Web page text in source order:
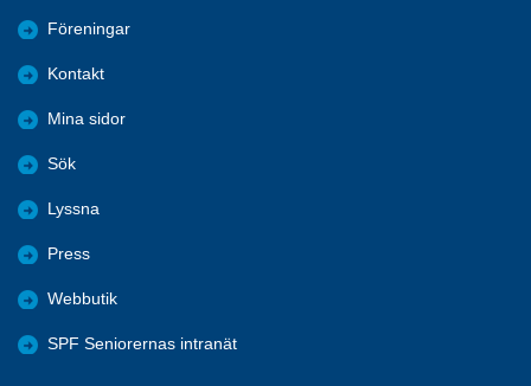
Föreningar
Kontakt
Mina sidor
Sök
Lyssna
Press
Webbutik
SPF Seniorernas intranät